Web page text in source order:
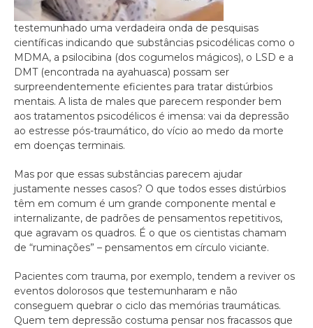
testemunhado uma verdadeira onda de pesquisas
científicas indicando que substâncias psicodélicas como o
MDMA, a psilocibina (dos cogumelos mágicos), o LSD e a
DMT (encontrada na ayahuasca) possam ser
surpreendentemente eficientes para tratar distúrbios
mentais. A lista de males que parecem responder bem
aos tratamentos psicodélicos é imensa: vai da depressão
ao estresse pós-traumático, do vício ao medo da morte
em doenças terminais.
Mas por que essas substâncias parecem ajudar
justamente nesses casos? O que todos esses distúrbios
têm em comum é um grande componente mental e
internalizante, de padrões de pensamentos repetitivos,
que agravam os quadros. É o que os cientistas chamam
de “ruminações” – pensamentos em círculo viciante.
Pacientes com trauma, por exemplo, tendem a reviver os
eventos dolorosos que testemunharam e não
conseguem quebrar o ciclo das memórias traumáticas.
Quem tem depressão costuma pensar nos fracassos que